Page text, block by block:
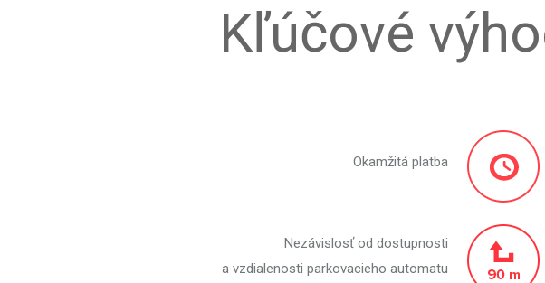
Kľúčové
Okamžitá platba
Nezávislosť od dostupnosti
a vzdialenosti parkovacieho automatu